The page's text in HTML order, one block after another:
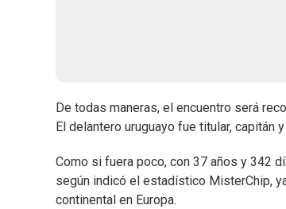
De todas maneras, el encuentro será
El delantero uruguayo fue titular, capitán
Como si fuera poco, con 37 años y 342
según indicó el estadístico MisterChip,
continental en Europa.